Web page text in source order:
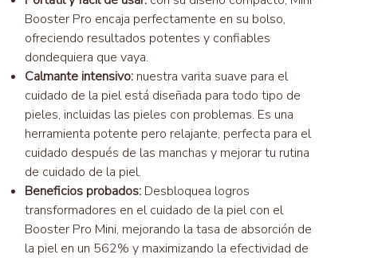
Booster Pro encaja perfectamente en su bolso,
ofreciendo resultados potentes y confiables
dondequiera que vaya.
Calmante intensivo: nuestra varita suave para el
cuidado de la piel está diseñada para todo tipo de
pieles, incluidas las pieles con problemas. Es una
herramienta potente pero relajante, perfecta para el
cuidado después de las manchas y mejorar tu rutina
de cuidado de la piel.
Beneficios probados: Desbloquea logros
transformadores en el cuidado de la piel con el
Booster Pro Mini, mejorando la tasa de absorción de
la piel en un 562% y maximizando la efectividad de